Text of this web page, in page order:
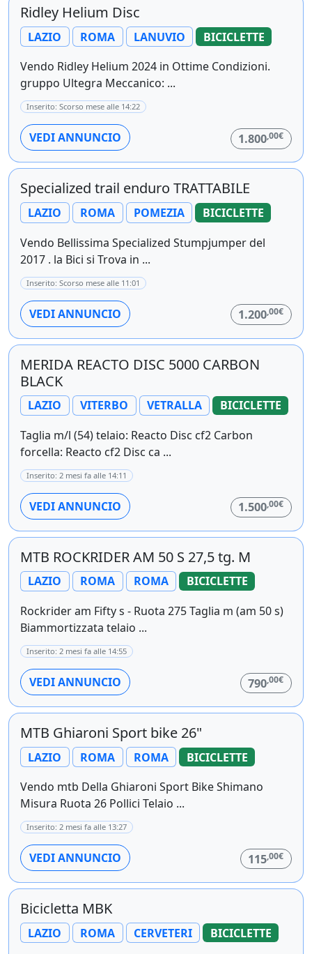
Ridley Helium Disc
LAZIO ROMA LANUVIO
BICICLETTE
Vendo Ridley Helium 2024 in Ottime Condizioni.
gruppo Ultegra Meccanico: ...
Inserito: Scorso mese alle 14:22
VEDI ANNUNCIO 1.800,00€
Specialized trail enduro TRATTABILE
LAZIO ROMA POMEZIA
BICICLETTE
Vendo Bellissima Specialized Stumpjumper del
2017 . la Bici si Trova in ...
Inserito: Scorso mese alle 11:01
VEDI ANNUNCIO 1.200,00€
MERIDA REACTO DISC 5000 CARBON
BLACK
LAZIO VITERBO VETRALLA
BICICLETTE
Taglia m/l (54) telaio: Reacto Disc cf2 Carbon
forcella: Reacto cf2 Disc ca ...
Inserito: 2 mesi fa alle 14:11
VEDI ANNUNCIO 1.500,00€
MTB ROCKRIDER AM 50 S 27,5 tg. M
LAZIO ROMA ROMA
BICICLETTE
Rockrider am Fifty s - Ruota 275 Taglia m (am 50 s)
Biammortizzata telaio ...
Inserito: 2 mesi fa alle 14:55
VEDI ANNUNCIO 790,00€
MTB Ghiaroni Sport bike 26"
LAZIO ROMA ROMA
BICICLETTE
Vendo mtb Della Ghiaroni Sport Bike Shimano
Misura Ruota 26 Pollici Telaio ...
Inserito: 2 mesi fa alle 13:27
VEDI ANNUNCIO 115,00€
Bicicletta MBK
LAZIO ROMA CERVETERI
BICICLETTE